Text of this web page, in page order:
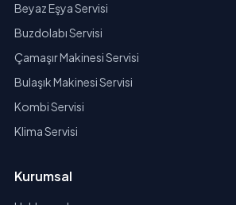
Beyaz Eşya Servisi
Buzdolabı Servisi
Çamaşır Makinesi Servisi
Bulaşık Makinesi Servisi
Kombi Servisi
Klima Servisi
Kurumsal